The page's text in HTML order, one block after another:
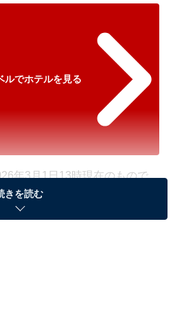
ルでホテルを見る
年3月1日13時現在のもので
合もあります。
やサービスの利用により、売上の一部が
きを読む